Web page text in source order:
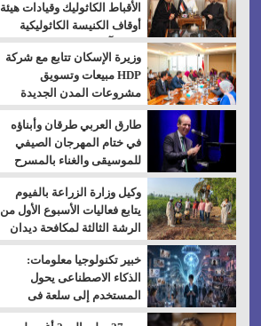
الأقباط الكاثوليك وقيادات هيئة
أوقاف الكنيسة الكاثوليكية
لبحث آفاق التعاون المشترك
وزيرة الإسكان تتابع مع شركة
HDP مبيعات وتسويق
مشروعات المدن الجديدة
طارق العربي طرقان وأبناؤه
في ختام المهرجان الصيفي
للموسيقى والغناء بالمسرح
المكشوف
وكيل وزارة الزراعة بالفيوم
يتابع فعاليات الأسبوع الأول من
الرشة الثالثة لمكافحة ديدان
اللوز للقطن
خبير تكنولوجيا معلومات:
الذكاء الاصطناعى يحول
المستخدم إلى سلعة فى
اقتصاد الانتباه